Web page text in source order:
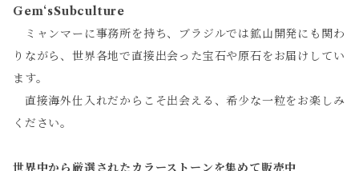
Gem‘sSubculture
ミャンマーに事務所を持ち、ブラジルでは鉱山開発にも関わ
りながら、世界各地で直接出会った宝石や原石をお届けしてい
ます。
直接海外仕入れだからこそ出会える、希少な一粒をお楽しみ
ください。
世界中から厳選されたカラーストーンを集めて販売中